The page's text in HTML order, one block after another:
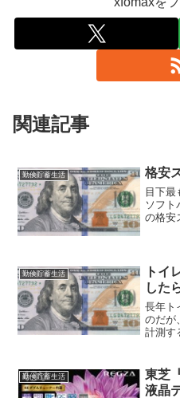
関連記事
勤倹貯蓄生活 格安
目下最
ソフト
の格安
勤倹貯蓄生活
トイ
した
長年ト
のだが
計測す
に改善
勤倹貯蓄生活
東芝
液晶